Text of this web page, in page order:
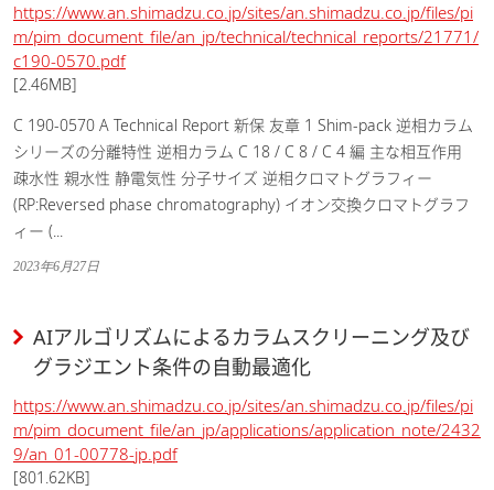
https://www.an.shimadzu.co.jp/sites/an.shimadzu.co.jp/files/pi
m/pim_document_file/an_jp/technical/technical_reports/21771/
c190-0570.pdf
[2.46MB]
C 190-0570 A Technical Report 新保 友章 1 Shim-pack 逆相カラム
シリーズの分離特性 逆相カラム C 18 / C 8 / C 4 編 主な相互作用
疎水性 親水性 静電気性 分子サイズ 逆相クロマトグラフィー
(RP:Reversed phase chromatography) イオン交換クロマトグラフ
ィー (...
2023年6月27日
AIアルゴリズムによるカラムスクリーニング及び
グラジエント条件の自動最適化
https://www.an.shimadzu.co.jp/sites/an.shimadzu.co.jp/files/pi
m/pim_document_file/an_jp/applications/application_note/2432
9/an_01-00778-jp.pdf
[801.62KB]